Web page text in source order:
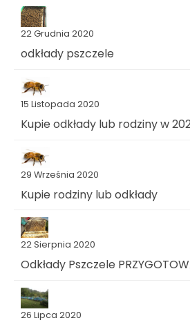
22 Grudnia 2020
odkłady pszczele
15 Listopada 2020
Kupie odkłady lub rodziny w
29 Września 2020
Kupie rodziny lub odkłady
22 Sierpnia 2020
Odkłady Pszczele
26 Lipca 2020